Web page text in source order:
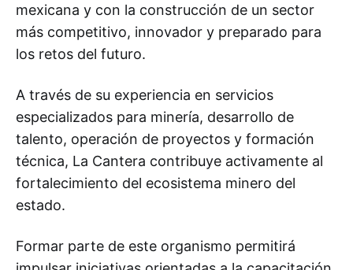
mexicana y con la construcción de un sector
más competitivo, innovador y preparado para
los retos del futuro.
A través de su experiencia en servicios
especializados para minería, desarrollo de
talento, operación de proyectos y formación
técnica, La Cantera contribuye activamente al
fortalecimiento del ecosistema minero del
estado.
Formar parte de este organismo permitirá